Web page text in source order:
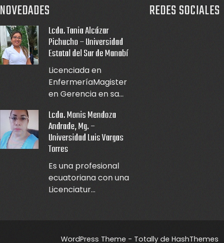
NOVEDADES
Lcda. Tania Alcázar
Pichucho – Universidad
Estatal del Sur de Manabí
Licenciada en
EnfermeríaMagister
en Gerencia en sa...
Lcda. Monis Mendoza
Andrade, Mg. –
Universidad Luis Vargas
Torres
Es una profesional
ecuatoriana con una
Licenciatur...
REDES SOCIALES
WordPress Theme - Totallyde HashThemes